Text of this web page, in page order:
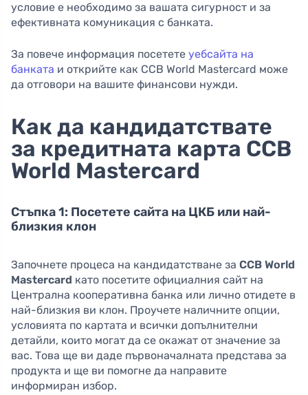
условие е необходимо за вашата сигурност и за
ефективната комуникация с банката.
За повече информация посетете уебсайта на
банката и открийте как CCB World Mastercard може
да отговори на вашите финансови нужди.
Как да кандидатствате
за кредитната карта CCB
World Mastercard
Стъпка 1: Посетете сайта на ЦКБ или най-
близкия клон
Започнете процеса на кандидатстване за CCB World
Mastercard като посетите официалния сайт на
Централна кооперативна банка или лично отидете в
най-близкия ви клон. Проучете наличните опции,
условията по картата и всички допълнителни
детайли, които могат да се окажат от значение за
вас. Това ще ви даде първоначалната представа за
продукта и ще ви помогне да направите
информиран избор.